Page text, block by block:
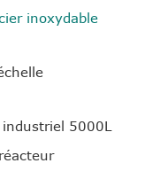
inoxydable
5000L